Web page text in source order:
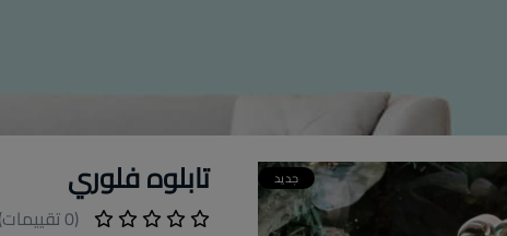
جديد تابلوه فلوري
(0 تقييمات)